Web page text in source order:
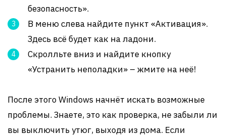
безопасность».
В меню слева найдите пункт «Активация».
Здесь всё будет как на ладони.
Скролльте вниз и найдите кнопку
«Устранить неполадки» – жмите на неё!
После этого Windows начнёт искать возможные
проблемы. Знаете, это как проверка, не забыли ли
вы выключить утюг, выходя из дома. Если